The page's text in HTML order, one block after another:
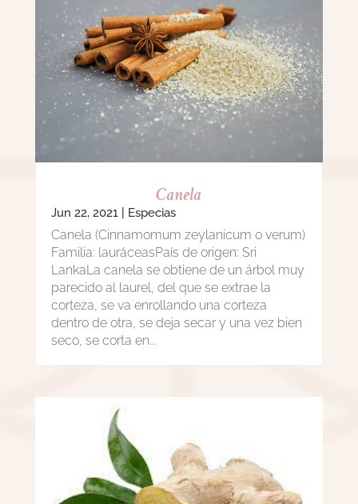
Canela
Jun 22, 2021| Especias
Canela (Cinnamomum zeylanicum o verum)
Familia: lauráceasPaís de origen: Sri
LankaLa canela se obtiene de un árbol muy
parecido al laurel, del que se extrae la
corteza, se va enrollando una corteza
dentro de otra, se deja secar y una vez bien
seco, se corta en...